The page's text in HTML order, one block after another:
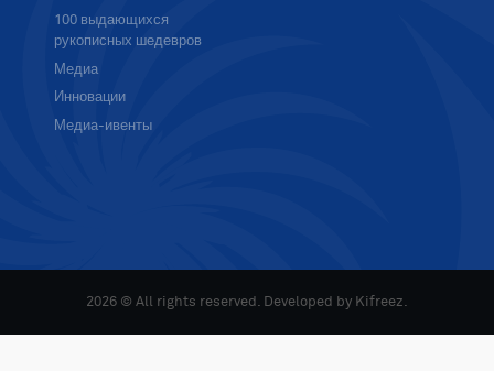
100 выдающихся
рукописных шедевров
Медиа
Инновации
Медиа-ивенты
2026 © All rights reserved. Developed by Kifreez.